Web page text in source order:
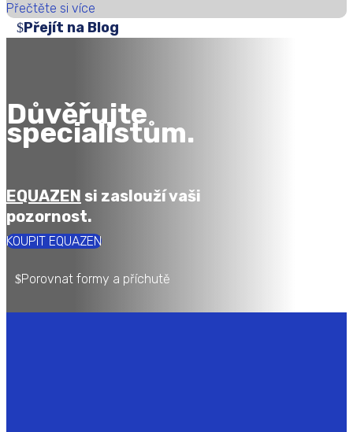
Přečtěte si více
Přejít na Blog
Důvěřujte
specialistům.
EQUAZEN si zaslouží vaši
pozornost.
KOUPIT EQUAZEN
Porovnat formy a příchutě